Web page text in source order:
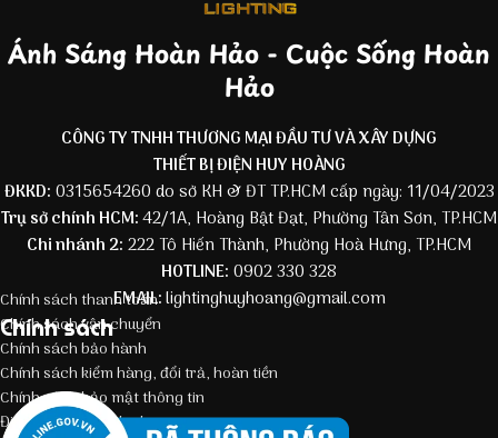
Ánh Sáng Hoàn Hảo - Cuộc Sống Hoàn
Hảo
CÔNG TY TNHH THƯƠNG MẠI ĐẦU TƯ VÀ XÂY DỰNG
THIẾT BỊ ĐIỆN HUY HOÀNG
ĐKKD: 0315654260 do sở KH & ĐT TP.HCM cấp ngày: 11/04/2023
Trụ sở chính HCM:42/1A, Hoàng Bật Đạt, Phường Tân Sơn, TP.HCM
Chi nhánh 2: 222 Tô Hiến Thành, Phường Hoà Hưng, TP.HCM
HOTLINE: 0902 330 328
EMAIL:lightinghuyhoang@gmail.com
Chính sách
Chính sách thanh toán
Chính sách vận chuyển
Chính sách bảo hành
Chính sách kiểm hàng, đổi trả, hoàn tiền
Chính sách bảo mật thông tin
Điều kiện giao dịch chung